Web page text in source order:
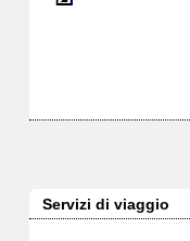
Servizi di viaggio